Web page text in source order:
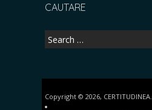
CAUTARE
Search
for:
Copyright © 2026, CERTITUDINEA.